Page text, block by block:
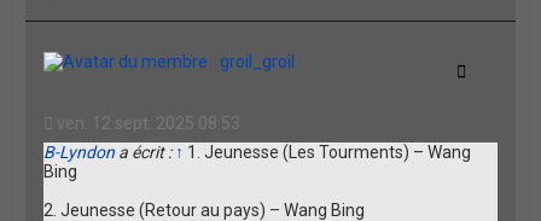
u
groil_groil
Citation
ven. 12 sept. 2025 08:53
B-Lyndon a écrit : ↑ 1. Jeunesse (Les Tourments) – Wang
Bing
2. Jeunesse (Retour au pays) – Wang Bing